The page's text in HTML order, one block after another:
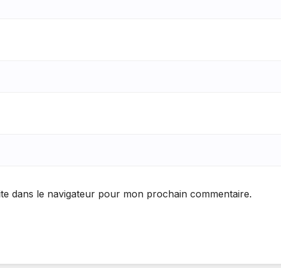
dans le navigateur pour mon prochain commentaire.